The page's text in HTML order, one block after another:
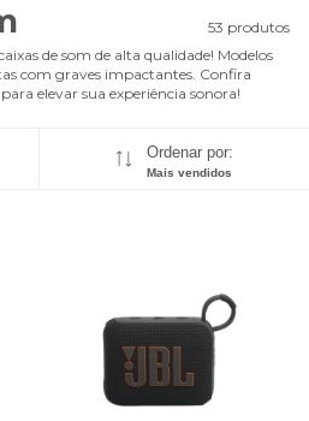
53 produtos
de som de alta qualidade! Modelos
com graves impactantes. Confira
elevar sua experiência sonora!
Ordenar por:
Mais vendidos